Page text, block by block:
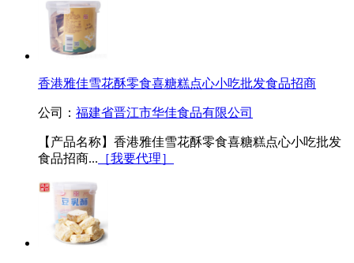
香港雅佳雪花酥零食喜糖糕点心小吃批发食品招商
公司： 福建省晋江市华佳食品有限公司
【产品名称】香港雅佳雪花酥零食喜糖糕点心小吃批发
食品招商... ［我要代理］